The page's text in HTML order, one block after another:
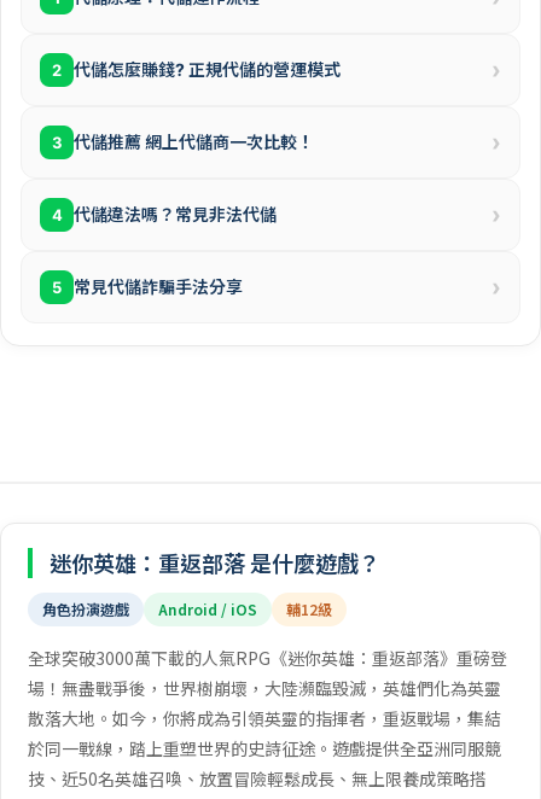
2 代儲怎麼賺錢? 正規代儲的營運模式 ›
3 代儲推薦 網上代儲商一次比較！ ›
4 代儲違法嗎？常見非法代儲 ›
5 常見代儲詐騙手法分享 ›
迷你英雄：重返部落 是什麼遊戲？
角色扮演遊戲 Android / iOS 輔12級
全球突破3000萬下載的人氣RPG《迷你英雄：重返部落》重磅登
場！無盡戰爭後，世界樹崩壞，大陸瀕臨毀滅，英雄們化為英靈
散落大地。如今，你將成為引領英靈的指揮者，重返戰場，集結
於同一戰線，踏上重塑世界的史詩征途。遊戲提供全亞洲同服競
技、近50名英雄召喚、放置冒險輕鬆成長、無上限養成策略搭